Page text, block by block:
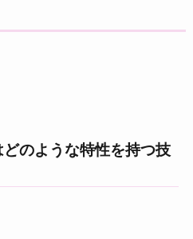
のような特性を持つ技